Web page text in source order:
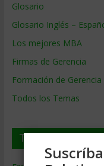
Glosario
Glosario Inglés –
Los mejores MBA
Firmas de Gerencia
Formación de Gerencia
Todos los Temas
Temas de